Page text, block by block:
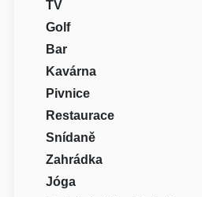
TV
Golf
Bar
Kavárna
Pivnice
Restaurace
Snídaně
Zahrádka
Jóga